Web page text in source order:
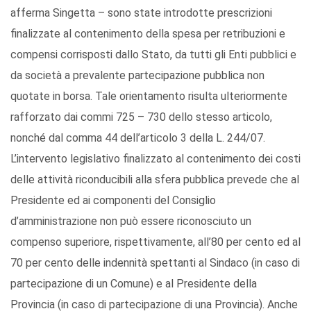
afferma Singetta – sono state introdotte prescrizioni
finalizzate al contenimento della spesa per retribuzioni e
compensi corrisposti dallo Stato, da tutti gli Enti pubblici e
da società a prevalente partecipazione pubblica non
quotate in borsa. Tale orientamento risulta ulteriormente
rafforzato dai commi 725 – 730 dello stesso articolo,
nonché dal comma 44 dell’articolo 3 della L. 244/07.
L’intervento legislativo finalizzato al contenimento dei costi
delle attività riconducibili alla sfera pubblica prevede che al
Presidente ed ai componenti del Consiglio
d’amministrazione non può essere riconosciuto un
compenso superiore, rispettivamente, all’80 per cento ed al
70 per cento delle indennità spettanti al Sindaco (in caso di
partecipazione di un Comune) e al Presidente della
Provincia (in caso di partecipazione di una Provincia). Anche